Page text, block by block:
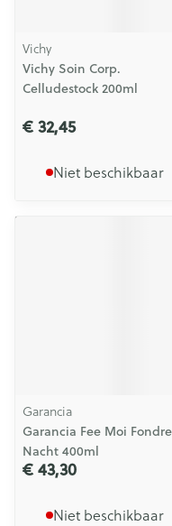
Vichy
Vichy Soin Corp.
Celludestock 200ml
€ 32,45
Niet beschikbaar
Garancia
Garancia Fee Moi Fondre
Nacht 400ml
€ 43,30
Niet beschikbaar